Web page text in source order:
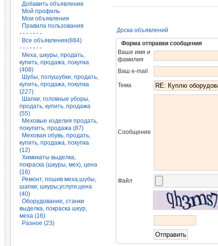
Добавить объявление
Мой профиль
Мои объявления
Правила пользования
- - - - - - -
Все объявления(884)
- - - - - - -
Меха, шкуры, продать,
купить, продажа, покупка
(408)
Шубы, полушубки, продать,
купить, продажа, покупка
(227)
Шапки, головные уборы,
продать, купить, продажа
(55)
Меховые изделия продать,
покупить, продажа (87)
Меховая обувь, продать,
купить, продажа, покупка
(12)
Химикаты выделка,
покраска (шкуры, мех), цена
(16)
Ремонт, пошив меха,шубы,
шапки, шкуры,услуги,цена
(40)
Оборудование, станки
выделка, покраска шкур,
меха (16)
Разное (23)
Доска объявлений
Форма отправки сообщения
Ваше имя и
фамилия
Ваш e-mail
Тема
Сообщение
Файл